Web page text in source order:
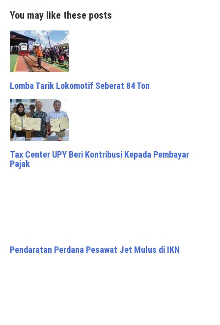
You may like these posts
Lomba Tarik Lokomotif Seberat 84 Ton
Tax Center UPY Beri Kontribusi Kepada Pembayar
Pajak
Pendaratan Perdana Pesawat Jet Mulus di IKN